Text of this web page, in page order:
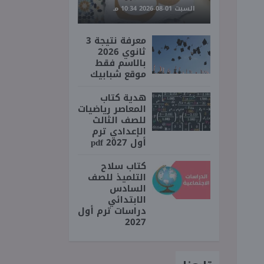
السبت 01-08-2026 10:34 مـ
معرفة نتيجة 3
ثانوي 2026
بالاسم فقط
موقع شبابيك
هدية كتاب
المعاصر رياضيات
للصف الثالث
الإعدادي ترم
أول 2027 pdf
كتاب سلاح
التلميذ للصف
السادس
الابتدائي
دراسات ترم أول
2027